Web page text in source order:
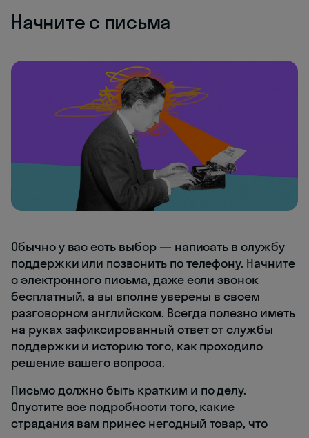
Начните с письма
Обычно у вас есть выбор — написать в службу
поддержки или позвонить по телефону. Начните
с электронного письма, даже если звонок
бесплатный, а вы вполне уверены в своем
разговорном английском. Всегда полезно иметь
на руках зафиксированный ответ от службы
поддержки и историю того, как проходило
решение вашего вопроса.
Письмо должно быть кратким и по делу.
Опустите все подробности того, какие
страдания вам принес негодный товар, что